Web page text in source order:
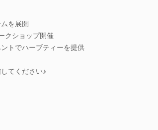
を展開
クショップ開催
トでハーブティーを提供
てください♪